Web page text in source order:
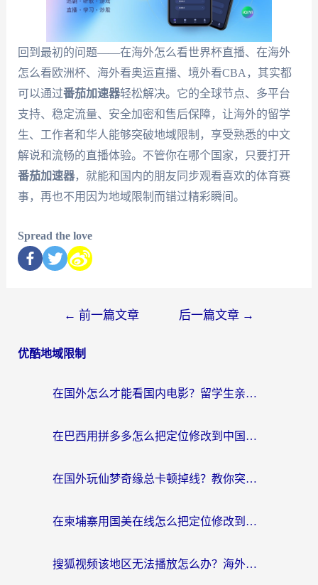
回到最初的问题——在海外怎么看世界杯直播、在海外
怎么看欧洲杯、海外看奥运直播、境外看CBA，其实都
可以通过番茄加速器轻松解决。它的全球节点、多平台
支持、稳定流量、安全加密和售后保障，让海外的留学
生、工作者和华人能够突破地域限制，享受熟悉的中文
解说和流畅的直播体验。不管你在哪个国家，只要打开
番茄加速器，就能和国内的朋友同步观看喜欢的体育赛
事，再也不用因为地域限制而错过精彩瞬间。
Spread the love
← 前一篇文章 后一篇文章 →
优酷地域限制
在国外怎么才能看国内电影？留学生亲测有效的地域限制突破指南
在巴西用拼多多怎么把定位修改到中国国内？3步解决海外党痛点，附芒果TV伊对可用攻略
在国外玩仙梦奇缘总卡顿掉线？教你突破限制+搞定追剧查诉讼的实用攻略
在柬埔寨用国美在线怎么把定位修改到中国国内？3个海外生活痛点一次解决
搜狐视频该地区无法播放怎么办？海外党亲测有效的回国加速指南